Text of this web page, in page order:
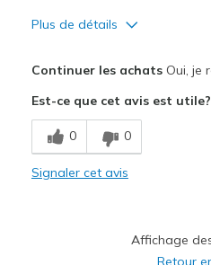
Plus de détails
Breathe Well
Comfortable
Continuer les achatsOui, je
Est-ce que cet avis est utile?
0 0
Signaler cet avis
Affichage
Retour